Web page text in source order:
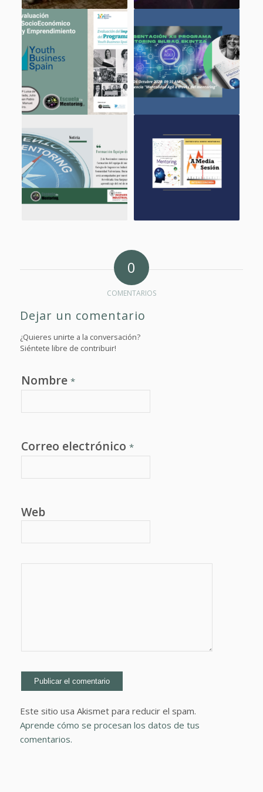
0
COMENTARIOS
Dejar un comentario
¿Quieres unirte a la conversación?
Siéntete libre de contribuir!
Nombre *
Correo electrónico *
Web
Este sitio usa Akismet para reducir el spam.
Aprende cómo se procesan los datos de tus
comentarios.